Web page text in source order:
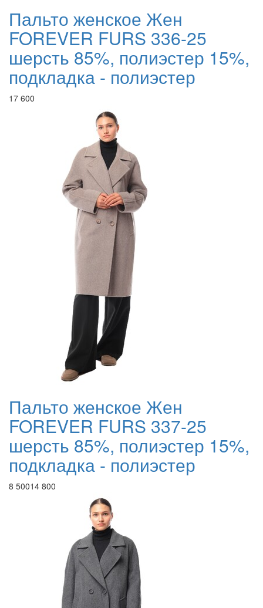
Пальто женское Жен
FOREVER FURS 336-25
шерсть 85%, полиэстер 15%,
подкладка - полиэстер
17 600
Пальто женское Жен
FOREVER FURS 337-25
шерсть 85%, полиэстер 15%,
подкладка - полиэстер
8 50014 800